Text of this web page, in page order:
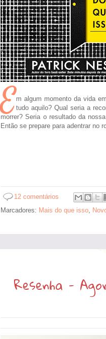
Em algum momento da vida
tudo aquilo? Qual seria a
morrer? Seria o resultado da
Então se prepare para adentrar no
12 comentários
Marcadores: Mais do que isso,
Resenha -